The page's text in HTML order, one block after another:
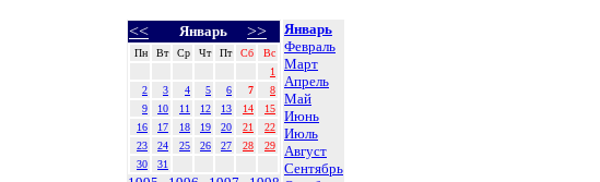
<< Январь >>
Пн Вт Ср Чт Пт Сб
Вс
1
2
3 4 5 6 7
8
9
10 11 12 13 14
15
16
17 18 19 20 21
22
23
24 25 26 27 28
29
30
31
Январь
Февраль
Март
Апрель
Май
Июнь
Июль
Август
Сентябрь